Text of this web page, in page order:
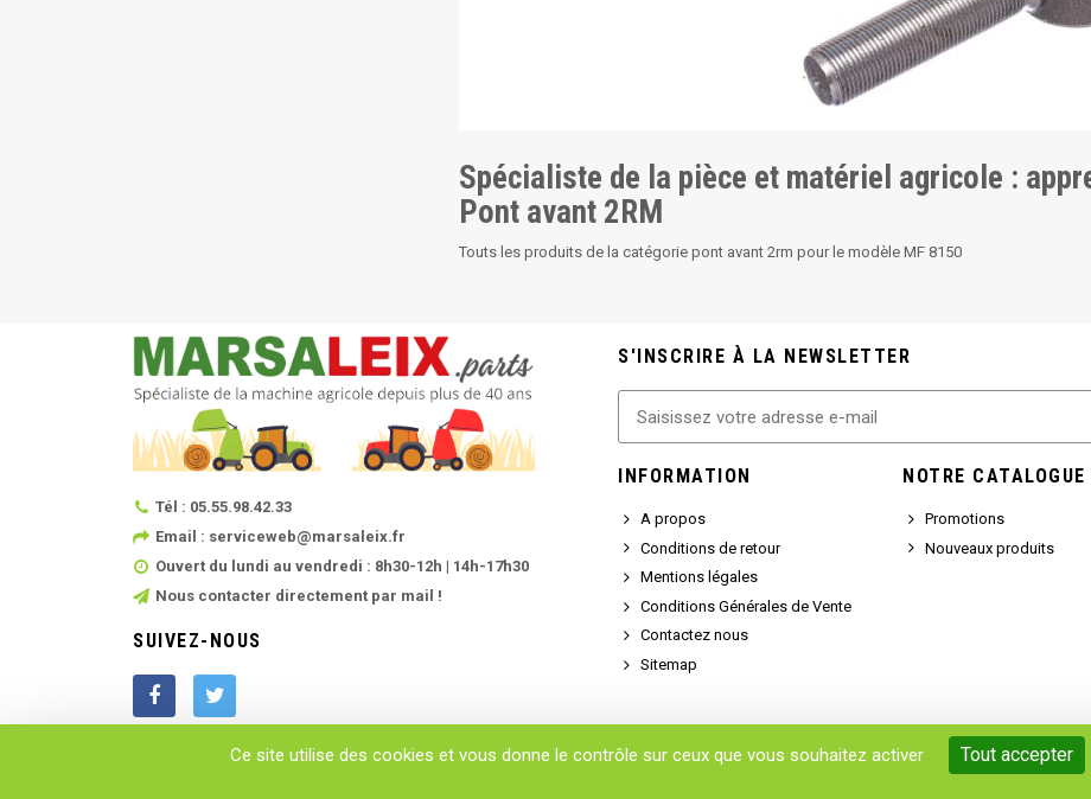
Spécialiste de la pièce et matériel agricole :
Pont avant 2RM
Touts les produits de la catégorie pont avant 2rm pour le modèle MF 8150
Tél : 05.55.98.42.33
Email : serviceweb@marsaleix.fr
Ouvert du lundi au vendredi : 8h30-12h | 14h-17h30
Nous contacter directement par mail !
SUIVEZ-NOUS
S'INSCRIRE À LA NEWSLETTER
INFORMATION
A propos
Conditions de retour
Mentions légales
Conditions Générales de Vente
Contactez nous
Sitemap
NOTRE CATALOGUE
Promotions
Nouveaux produits
Ce site utilise des cookies et vous donne le contrôle sur ceux que vous souhaitez activer Tout accepter